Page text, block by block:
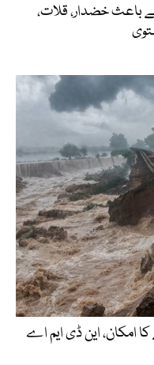
باعث خضدار، قلات،
امکان، این ڈی ایم اے